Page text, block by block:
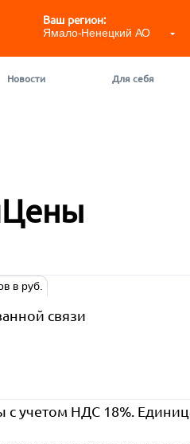
Ваш регион:
Ямало-Ненецкий АО
Новости Для себя
в руб.
связи
с учетом НДС 18%.